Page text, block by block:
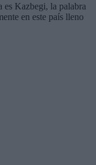
es Kazbegi, la palabra
en este país lleno